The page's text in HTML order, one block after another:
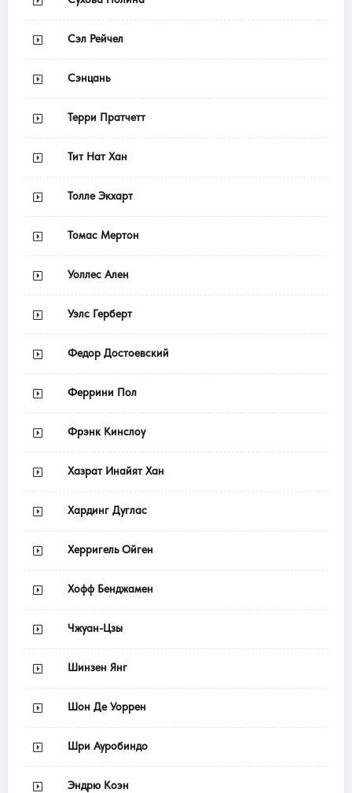
Сэл Рейчел
Сэнцань
Терри Пратчетт
Тит Нат Хан
Толле Экхарт
Томас Мертон
Уоллес Ален
Уэлс Герберт
Федор Достоевский
Феррини Пол
Фрэнк Кинслоу
Хазрат Инайят Хан
Хардинг Дуглас
Херригель Ойген
Хофф Бенджамен
Чжуан-Цзы
Шинзен Янг
Шон Де Уоррен
Шри Ауробиндо
Эндрю Коэн